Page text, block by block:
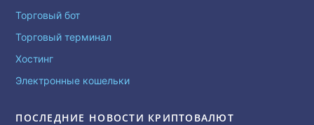
Торговый бот
Торговый терминал
Хостинг
Электронные кошельки
ПОСЛЕДНИЕ НОВОСТИ КРИПТОВАЛЮТ